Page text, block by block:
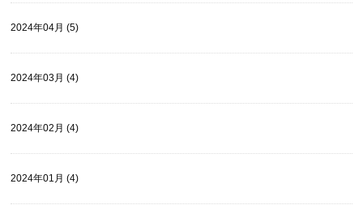
2024年04月 (5)
2024年03月 (4)
2024年02月 (4)
2024年01月 (4)